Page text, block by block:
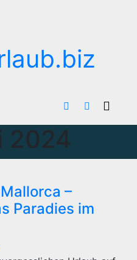
2024
–
Paradies im